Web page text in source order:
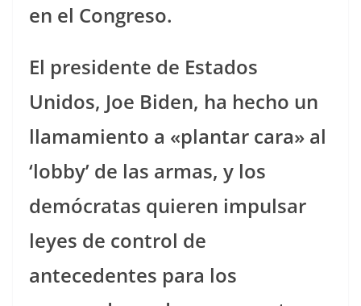
en el Congreso.
El presidente de Estados
Unidos, Joe Biden, ha hecho un
llamamiento a «plantar cara» al
‘lobby’ de las armas, y los
demócratas quieren impulsar
leyes de control de
antecedentes para los